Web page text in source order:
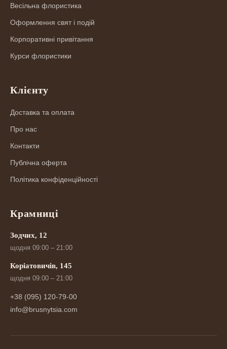
Весільна флористика
Оформлення свят і подій
Корпоративні привітання
Курси флористики
Клієнту
Доставка та оплата
Про нас
Контакти
Публічна оферта
Політика конфіденційності
Крамниці
Зодчих, 12
щодня 09:00 – 21:00
Коріатовичів, 145
щодня 09:00 – 21:00
+38 (095) 120-79-00
info@brusnytsia.com